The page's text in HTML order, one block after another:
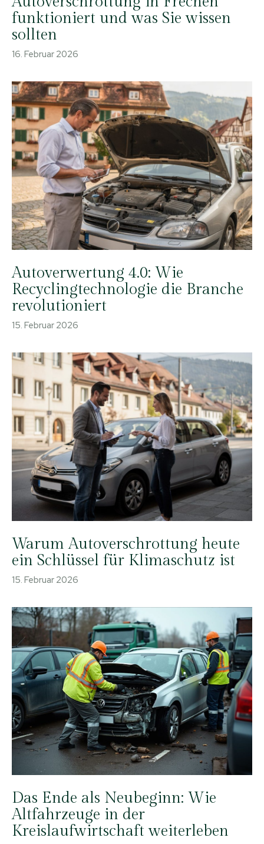
funktioniert und was Sie wissen
sollten
16. Februar 2026
Autoverwertung 4.0: Wie
Recyclingtechnologie die Branche
revolutioniert
15. Februar 2026
Warum Autoverschrottung heute
ein Schlüssel für Klimaschutz ist
15. Februar 2026
Das Ende als Neubeginn: Wie
Altfahrzeuge in der
Kreislaufwirtschaft weiterleben